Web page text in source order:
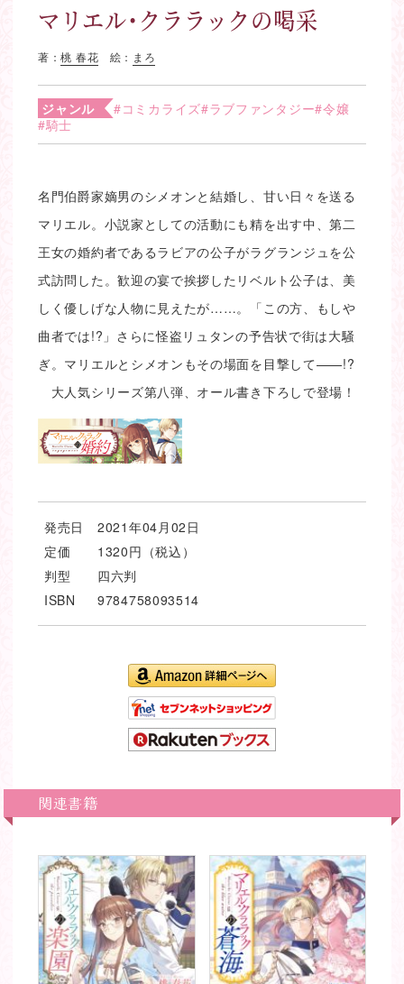
マリエル・クララックの喝采
著：桃 春花 絵： まろ
ジャンル #コミカライズ#ラブファンタジー#令嬢
#騎士
名門伯爵家嫡男のシメオンと結婚し、甘い日々を送る
マリエル。小説家としての活動にも精を出す中、第二
王女の婚約者であるラビアの公子がラグランジュを公
式訪問した。歓迎の宴で挨拶したリベルト公子は、美
しく優しげな人物に見えたが……。「この方、もしや
曲者では!?」さらに怪盗リュタンの予告状で街は大騒
ぎ。マリエルとシメオンもその場面を目撃して——!?
大人気シリーズ第八弾、オール書き下ろしで登場！
発売日
2021年04月02日
定価
1320円（税込）
判型
四六判
ISBN
9784758093514
関連書籍